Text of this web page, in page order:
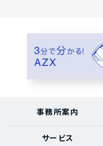
事務所案内
サービス